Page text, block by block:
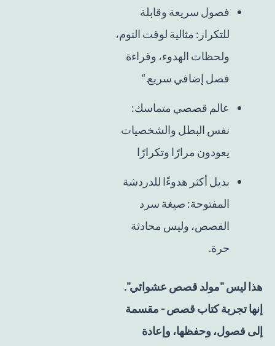
فصول سريعة وقابلة
للتكرار: مثالية لوقت النوم،
ولحظات الهدوء، وقراءة
فصل إضافي سريع.“
عالم قصصي متماسك:
نفس البطل والشخصيات
يعودون مرارًا وتكرارًا
بديل أكثر هدوءًا للدردشة
المفتوحة: صيغة سرد
القصص، وليس محادثة
حرة.
هذا ليس "مولد قصص عشوائي".
إنها تجربة كتاب قصص - مقسمة
إلى فصول، وحفظها، وإعادة